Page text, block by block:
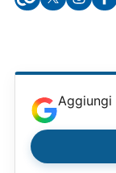
Aggiungi